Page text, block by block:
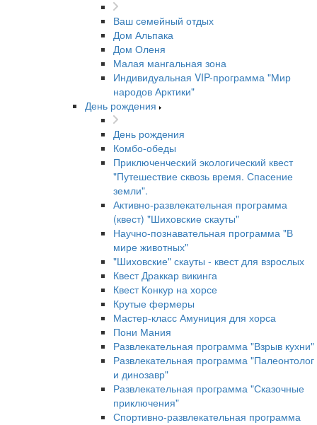
Ваш семейный отдых
Дом Альпака
Дом Оленя
Малая мангальная зона
Индивидуальная VIP-программа "Мир
народов Арктики"
День рождения
День рождения
Комбо-обеды
Приключенческий экологический квест
"Путешествие сквозь время. Спасение
земли".
Активно-развлекательная программа
(квест) "Шиховские скауты"
Научно-познавательная программа "В
мире животных"
"Шиховские" скауты - квест для взрослых
Квест Драккар викинга
Квест Конкур на хорсе
Крутые фермеры
Мастер-класс Амуниция для хорса
Пони Мания
Развлекательная программа "Взрыв кухни"
Развлекательная программа "Палеонтолог
и динозавр"
Развлекательная программа "Сказочные
приключения"
Спортивно-развлекательная программа